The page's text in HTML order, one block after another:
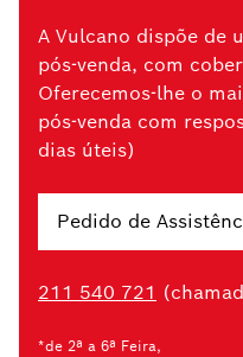
A Vulcano dispõe de
pós-venda, com
Oferecemos-lhe o
pós-venda com
dias úteis)
Pedido de
211 540 721
*de 2ª a 6ª Feira,